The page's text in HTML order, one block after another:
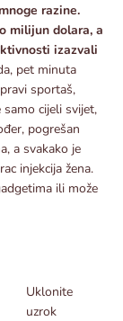
razine.
milijun dolara, a
izazvali
pet minuta
sportaš,
cijeli svijet,
pogrešan
a svakako je
injekcija žena.
ili može
Uklonite
uzrok